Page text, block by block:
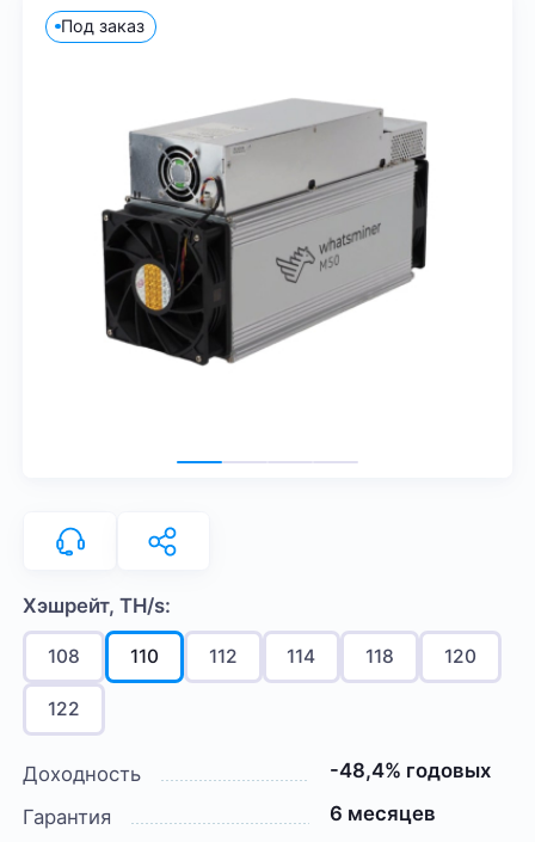
Под заказ
Хэшрейт, TH/s:
108 110 112 114 118 120
122
Доходность
-48,4% годовых
Гарантия
6 месяцев